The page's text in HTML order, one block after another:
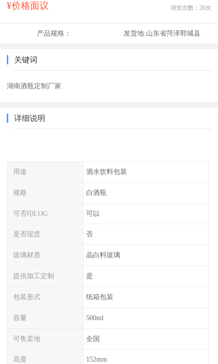
¥价格面议 浏览次数： 20次
产品规格： 发货地:山东省菏泽郓城县
关键词
湖南酒瓶定制厂家
详细说明
用途 酒水饮料包装
规格 白酒瓶
可否印LOG 可以
是否现货 否
玻璃材质 晶白料玻璃
提供加工定制 是
包装形式 纸箱包装
容量 500ml
可售卖地 全国
高度 152mm